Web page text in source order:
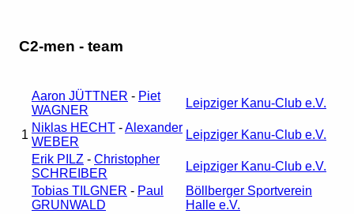
C2-men - team
1
Aaron JÜTTNER - Piet
WAGNER
Leipziger Kanu-Club e.V.
Niklas HECHT -Alexander
WEBER
Leipziger Kanu-Club e.V.
Erik PILZ - Christopher
SCHREIBER
Leipziger Kanu-Club e.V.
Tobias TILGNER - Paul
GRUNWALD
Böllberger Sportverein
Halle e.V.